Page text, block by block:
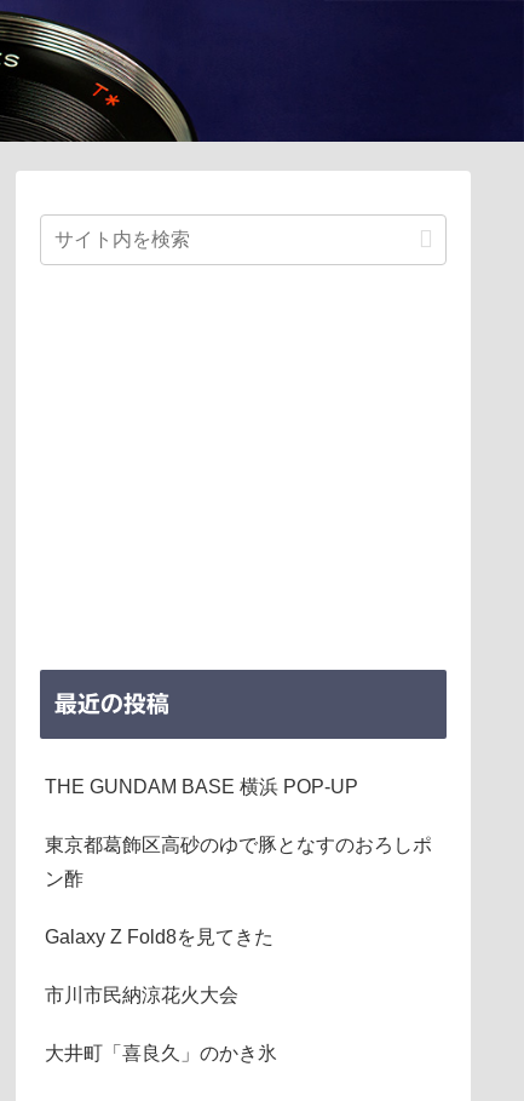
最近の投稿
THE GUNDAM BASE 横浜 POP-UP
東京都葛飾区高砂のゆで豚となすのおろしポ
ン酢
Galaxy Z Fold8を見てきた
市川市民納涼花火大会
大井町「喜良久」のかき氷